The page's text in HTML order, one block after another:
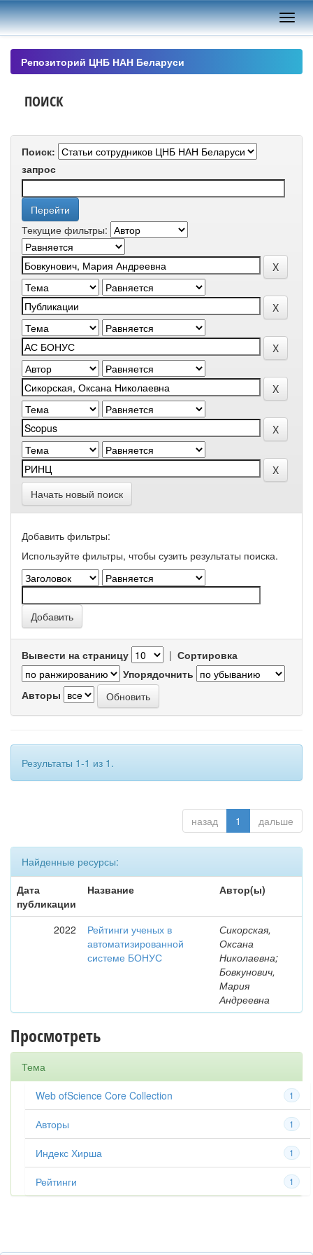
Skip
navigation
Репозиторий ЦНБ НАН Беларуси
ПОИСК
Поиск:
запрос
Текущие фильтры:
Начать новый поиск
Добавить фильтры:
Используйте фильтры, чтобы сузить результаты поиска.
Вывести на страницу | Сортировка
Упорядочнить
Авторы
Результаты 1-1 из 1.
назад 1 дальше
Найденные ресурсы:
Дата
публикации
Название Автор(ы)
2022
Рейтинги ученых в
автоматизированной
системе БОНУС
Сикорская,
Оксана
Николаевна;
Бовкунович,
Мария
Андреевна
Просмотреть
Тема
1
Web ofScience Core Collection
1
Авторы
1
Индекс Хирша
1
Рейтинги